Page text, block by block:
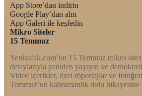
App Store’dan indirin
Google Play’dan alın
App Galeri ile keşfedin
Mikro Siteler
15 Temmuz
Yenisafak.com’un 15 Temmuz mikro
detaylarıyla yeniden yaşayın ve
Video içerikler, özel röportajlar ve
Temmuz’un kahramanlık dolu